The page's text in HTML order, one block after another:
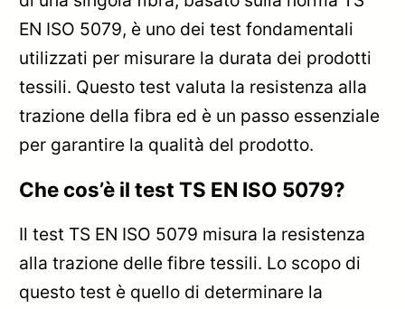
EN ISO 5079, è uno dei test fondamentali
utilizzati per misurare la durata dei prodotti
tessili. Questo test valuta la resistenza alla
trazione della fibra ed è un passo essenziale
per garantire la qualità del prodotto.
Che cos’è il test TS EN ISO 5079?
Il test TS EN ISO 5079 misura la resistenza
alla trazione delle fibre tessili. Lo scopo di
questo test è quello di determinare la